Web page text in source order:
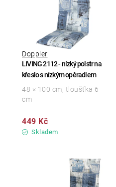
LIVING 2112 - nízký polstr na
křeslo s nízkým opěradlem
Doppler
Skladem
449 Kč
48 × 100 cm, tloušťka 6
cm